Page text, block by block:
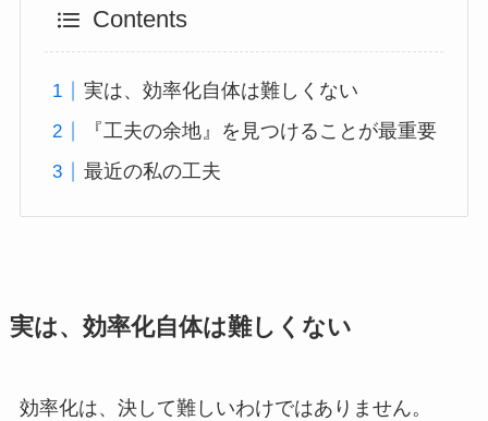
Contents
実は、効率化自体は難しくない
『工夫の余地』を見つけることが最重要
最近の私の工夫
実は、効率化自体は難しくない
効率化は、決して難しいわけではありません。